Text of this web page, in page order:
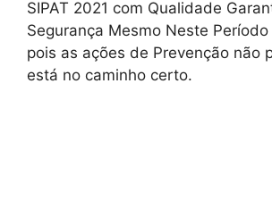
SIPAT 2021 com Qualidade
Segurança Mesmo Neste
pois as ações de Prevenção não
está no caminho certo.